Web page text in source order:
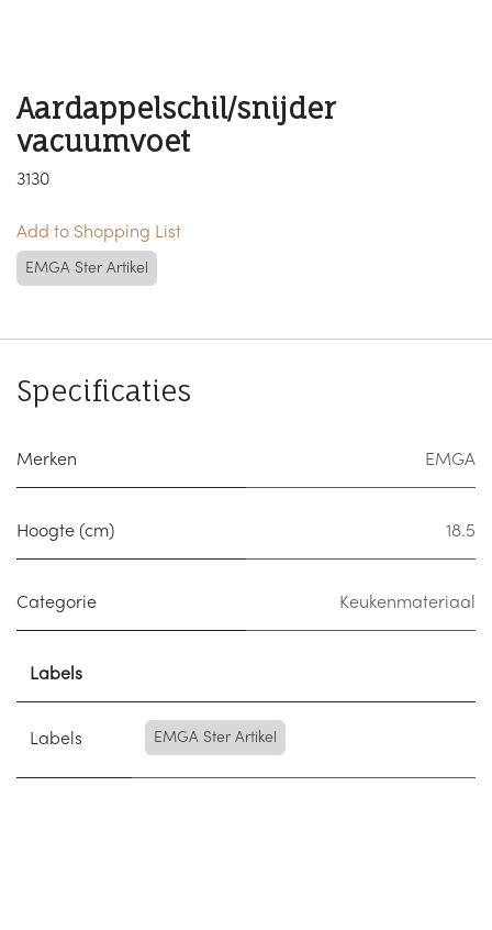
Aardappelschil/snijder
vacuumvoet
3130
Add to Shopping List
EMGA Ster Artikel
Specificaties
Merken EMGA
Hoogte (cm) 18.5
Categorie Keukenmateriaal
Labels
Labels EMGA Ster Artikel